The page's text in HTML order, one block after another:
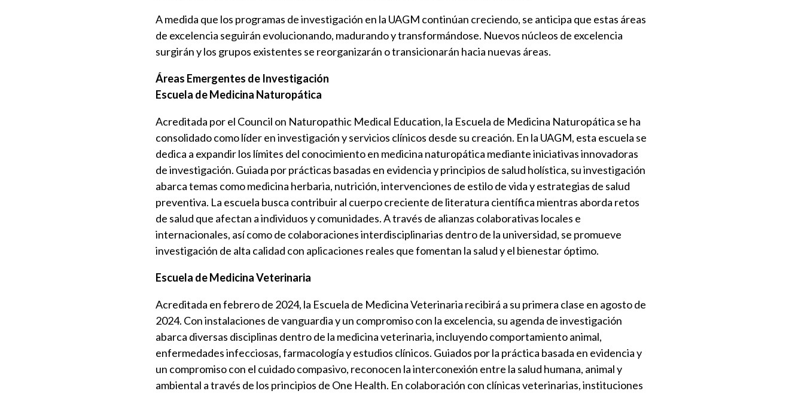
A medida que los programas de investigación en la UAGM continúan creciendo, se anticipa que estas áreas
de excelencia seguirán evolucionando, madurando y transformándose. Nuevos núcleos de excelencia
surgirán y los grupos existentes se reorganizarán o transicionarán hacia nuevas áreas.
Áreas Emergentes de Investigación
Escuela de Medicina Naturopática
Acreditada por el Council on Naturopathic Medical Education, la Escuela de Medicina Naturopática se ha
consolidado como líder en investigación y servicios clínicos desde su creación. En la UAGM, esta escuela se
dedica a expandir los límites del conocimiento en medicina naturopática mediante iniciativas innovadoras
de investigación. Guiada por prácticas basadas en evidencia y principios de salud holística, su investigación
abarca temas como medicina herbaria, nutrición, intervenciones de estilo de vida y estrategias de salud
preventiva. La escuela busca contribuir al cuerpo creciente de literatura científica mientras aborda retos
de salud que afectan a individuos y comunidades. A través de alianzas colaborativas locales e
internacionales, así como de colaboraciones interdisciplinarias dentro de la universidad, se promueve
investigación de alta calidad con aplicaciones reales que fomentan la salud y el bienestar óptimo.
Escuela de Medicina Veterinaria
Acreditada en febrero de 2024, la Escuela de Medicina Veterinaria recibirá a su primera clase en agosto de
2024. Con instalaciones de vanguardia y un compromiso con la excelencia, su agenda de investigación
abarca diversas disciplinas dentro de la medicina veterinaria, incluyendo comportamiento animal,
enfermedades infecciosas, farmacología y estudios clínicos. Guiados por la práctica basada en evidencia y
un compromiso con el cuidado compasivo, reconocen la interconexión entre la salud humana, animal y
ambiental a través de los principios de One Health. En colaboración con clínicas veterinarias, instituciones